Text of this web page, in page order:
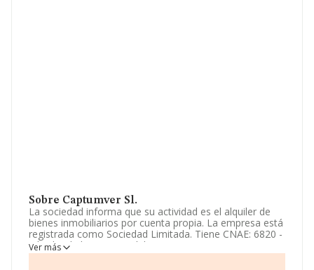
Sobre Captumver Sl.
La sociedad informa que su actividad es el alquiler de
bienes inmobiliarios por cuenta propia. La empresa está
registrada como Sociedad Limitada. Tiene CNAE: 6820 -
'Alquiler de bienes inmobiliarios por cuenta propia'. La
empresa no tiene actividad en mercados exteriores.
Ver más